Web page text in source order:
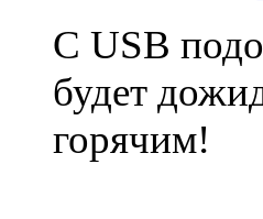
С USB
будет
горячим!